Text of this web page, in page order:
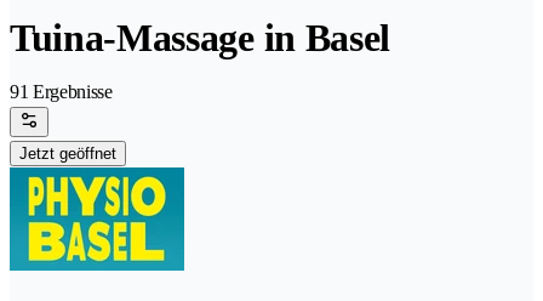
Tuina-Massage in Basel
91 Ergebnisse
Jetzt geöffnet